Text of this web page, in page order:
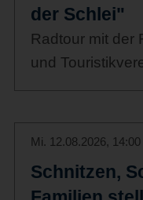
der Schlei"
Radtour mit der
und
Mi. 12.08.2026,
Schnitzen,